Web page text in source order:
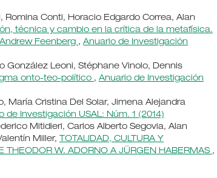
Conti, Horacio Edgardo Correa, Alan
técnica y cambio en la crítica de la metafísica.
Feenberg , Anuario de Investigación
González Leoni, Stéphane Vinolo, Dennis
onto-teo-político , Anuario de Investigación
María Cristina Del Solar, Jimena Alejandra
de Investigación USAL: Núm. 1 (2014)
Mitidieri, Carlos Alberto Segovia, Alan
Miller, TOTALIDAD, CULTURA Y
THEODOR W. ADORNO A JÜRGEN HABERMAS ,